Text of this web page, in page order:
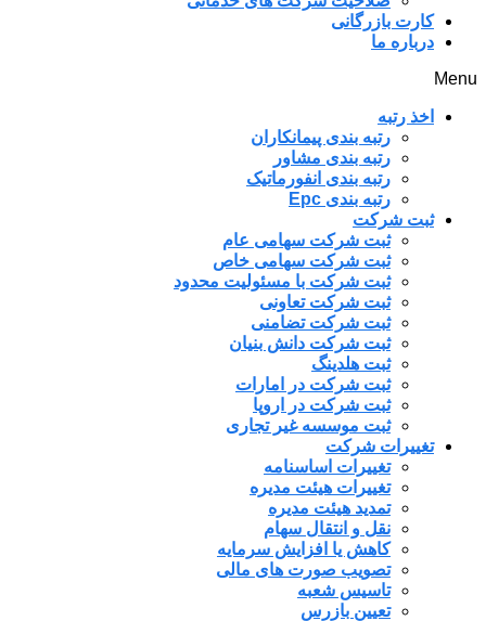
کارت بازرگانی
درباره ما
Menu
اخذ رتبه
رتبه بندی پیمانکاران
رتبه بندی مشاور
رتبه بندی انفورماتیک
رتبه بندی Epc
ثبت شرکت
ثبت شرکت سهامی عام
ثبت شرکت سهامی خاص
ثبت شرکت با مسئولیت محدود
ثبت شرکت تعاونی
ثبت شرکت تضامنی
ثبت شرکت دانش بنیان
ثبت هلدینگ
ثبت شرکت در امارات
ثبت شرکت در اروپا
ثبت موسسه غیر تجاری
تغییرات شرکت
تغییرات اساسنامه
تغییرات هیئت مدیره
تمدید هیئت مدیره
نقل و انتقال سهام
کاهش یا افزایش سرمایه
تصویب صورت های مالی
تاسیس شعبه
تعیین بازرس